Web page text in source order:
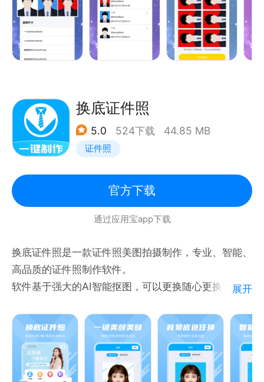
怎么办？免费办理证件照软件一站式帮你解决。
---功能亮点----
免费制作证件照，没有费用支出，想要制作合适尺寸的
照、一寸照片、1寸2寸两寸照片、身份证（无回
执）、居住证、社保卡、导游证、教师资格证、驾驶
证、驾照、入学照、
简历照片、三寸、四寸、五寸、国考、国家司法考试、
师证、一级建造师证、成人自考、公务员考试、电子护
照人像照片、海外申请护照在线预约照片、会计从业资
格证、英语四六级考试、学位英语、英语AB级考试、
[多种背景底色可选] 支持红底、蓝底、白底、蓝色渐
变、红色渐变、灰色渐变等底色。
换底证件照
5.0 524下载 44.85 MB
证件照
官方下载
通过应用宝app下载
换底证件照是一款证件照美图拍摄制作，专业、智能、
高品质的证件照制作软件。
软件基于强大的AI智能抠图，可以更换随心更换背景底
尺寸自由选择。
智能抠图
智能抠图、一键换背景色、更换精美服装，发丝级的抠
展开